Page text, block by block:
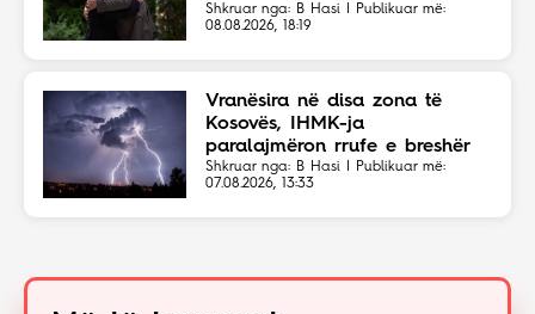
Shkruar nga: B Hasi | Publikuar më:
08.08.2026, 18:19
Vranësira në disa zona të
Kosovës, IHMK-ja
paralajmëron rrufe e breshër
Shkruar nga: B Hasi | Publikuar më:
07.08.2026, 13:33